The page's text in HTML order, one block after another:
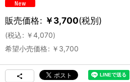
販売価格: ￥3,700(税別)
(税込: ￥4,070)
希望小売価格: ￥ 3,700